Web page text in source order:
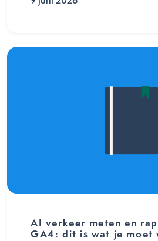
AI verkeer meten en
GA4: dit is wat je moet